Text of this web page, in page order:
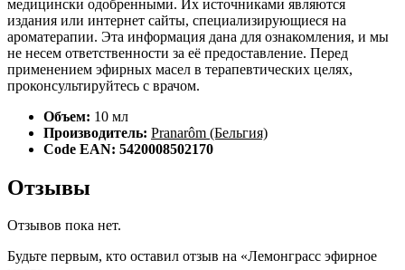
медицински одобренными. Их источниками являются
издания или интернет сайты, специализирующиеся на
ароматерапии. Эта информация дана для ознакомления, и мы
не несем ответственности за её предоставление. Перед
применением эфирных масел в терапевтических целях,
проконсультируйтесь с врачом.
Объем: 10 мл
Производитель: Pranarôm (Бельгия)
Code EAN: 5420008502170
Отзывы
Отзывов пока нет.
Будьте первым, кто оставил отзыв на «Лемонграсс эфирное